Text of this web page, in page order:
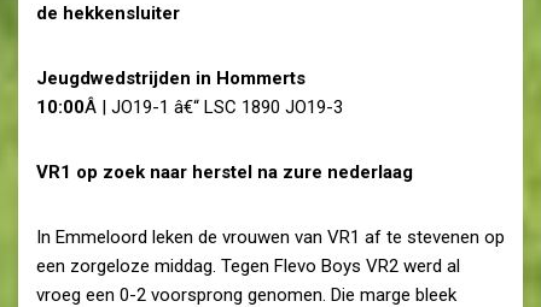
de hekkensluiter
Jeugdwedstrijden in Hommerts
10:00Â | JO19-1 â€“ LSC 1890 JO19-3
VR1 op zoek naar herstel na zure nederlaag
In Emmeloord leken de vrouwen van VR1 af te stevenen op
een zorgeloze middag. Tegen Flevo Boys VR2 werd al
vroeg een 0-2 voorsprong genomen. Die marge bleek